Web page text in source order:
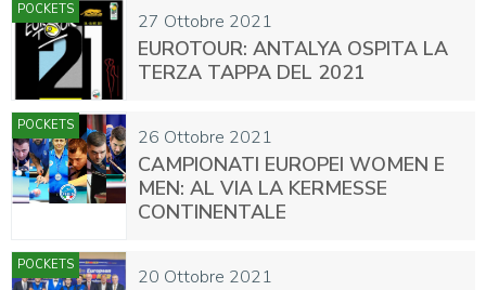
27 Ottobre 2021
POCKETS
EUROTOUR: ANTALYA OSPITA LA
TERZA TAPPA DEL 2021
26 Ottobre 2021
POCKETS
CAMPIONATI EUROPEI WOMEN E
MEN: AL VIA LA KERMESSE
CONTINENTALE
20 Ottobre 2021
POCKETS